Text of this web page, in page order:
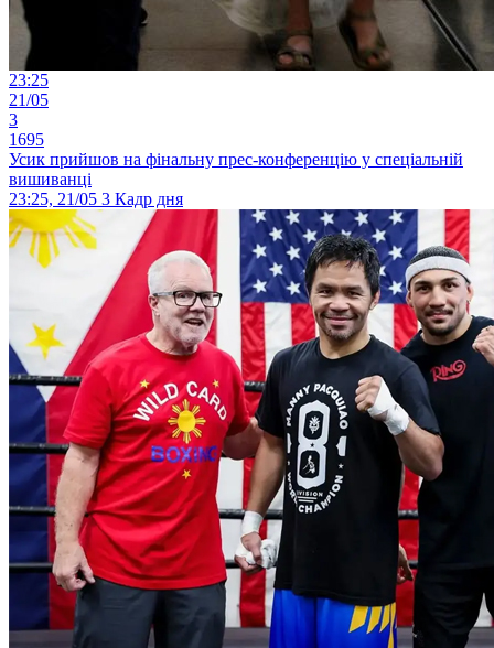
23:25
21/05
3
1695
Усик прийшов на фінальну прес-конференцію у спеціальній
вишиванці
23:25, 21/05 3 Кадр дня